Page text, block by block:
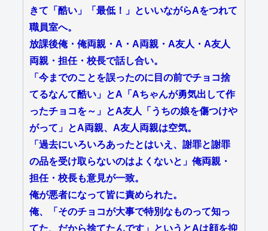
きて「酷い」「最低！」といいながらAをつれて
職員室へ。
放課後俺・俺両親・A・A両親・A友人・A友人
両親・担任・校長で話し合い。
「今までのことを誤ったのに目の前でチョコ捨
てるなんて酷い」とA「Aちゃんが勇気出して作
ったチョコを～」とA友人「うちの娘を傷つけや
がって」とA両親、A友人両親は空気。
「過去にいろいろあったとはいえ、謝罪と謝罪
の品を受け取らないのはよくないと」俺両親・
担任・校長も意見が一致。
俺が悪者になって皆に責められた。
俺、「そのチョコが大事で特別なものって知っ
てた、だから捨てたんです」というとAは顔を抑